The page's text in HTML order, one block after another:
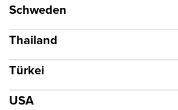
Schweden
Thailand
Türkei
USA